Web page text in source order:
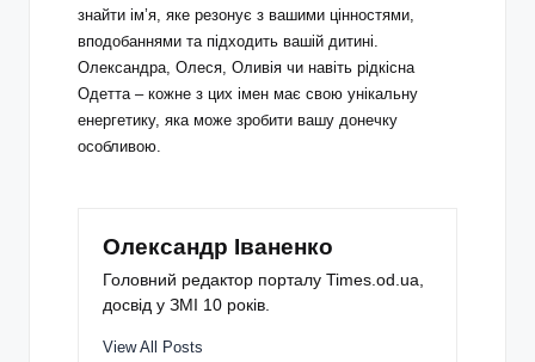
знайти ім’я, яке резонує з вашими цінностями,
вподобаннями та підходить вашій дитині.
Олександра, Олеся, Оливія чи навіть рідкісна
Одетта – кожне з цих імен має свою унікальну
енергетику, яка може зробити вашу донечку
особливою.
Олександр Іваненко
Головний редактор порталу Times.od.ua,
досвід у ЗМІ 10 років.
View All Posts